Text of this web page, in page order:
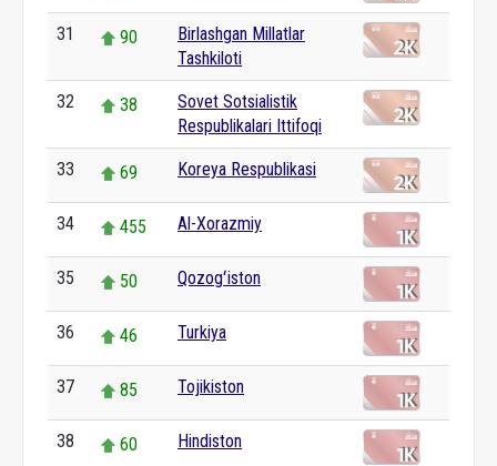
31 90
Birlashgan Millatlar
Tashkiloti
32 38
Sovet Sotsialistik
Respublikalari Ittifoqi
33 69 Koreya Respublikasi
34 455 Al-Xorazmiy
35 50 Qozogʻiston
36 46 Turkiya
37 85 Tojikiston
38 60 Hindiston